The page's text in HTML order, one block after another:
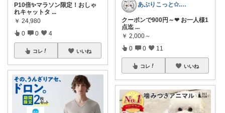
P10倍✨マラソン限定！おしゃ
れキャットタ ...
￥ 24,980
0 0 4
コレ いいね
あぷりこっと✩.*˚100%ROOM経由
クーポンで900円～❤︎ お一人様1
点迄 ...
￥ 2,000～
0 0 11
コレ いいね